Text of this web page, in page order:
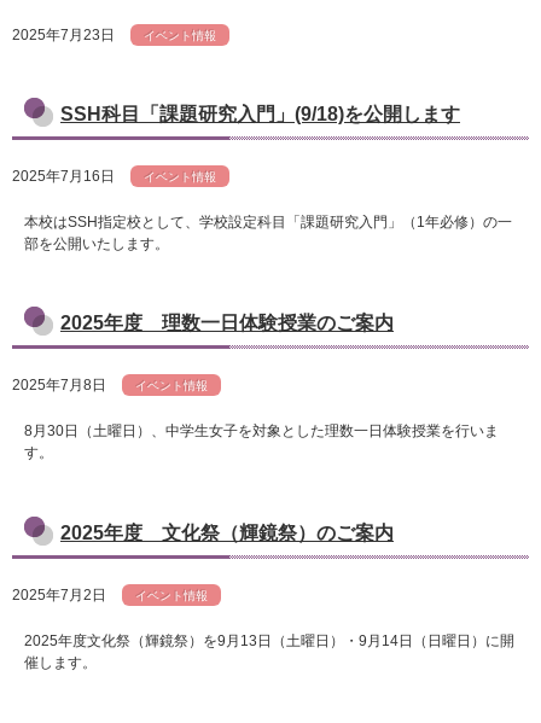
2025年7月23日 イベント情報
SSH科目「課題研究入門」(9/18)を公開します
2025年7月16日 イベント情報
本校はSSH指定校として、学校設定科目「課題研究入門」（1年必修）の一
部を公開いたします。
2025年度 理数一日体験授業のご案内
2025年7月8日 イベント情報
8月30日（土曜日）、中学生女子を対象とした理数一日体験授業を行いま
す。
2025年度 文化祭（輝鏡祭）のご案内
2025年7月2日 イベント情報
2025年度文化祭（輝鏡祭）を9月13日（土曜日）・9月14日（日曜日）に開
催します。